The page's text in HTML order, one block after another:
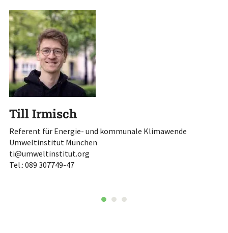
Till Irmisch
Referent für Energie- und kommunale Klimawende
Umweltinstitut München
ti@umweltinstitut.org
Tel.: 089 307749-47